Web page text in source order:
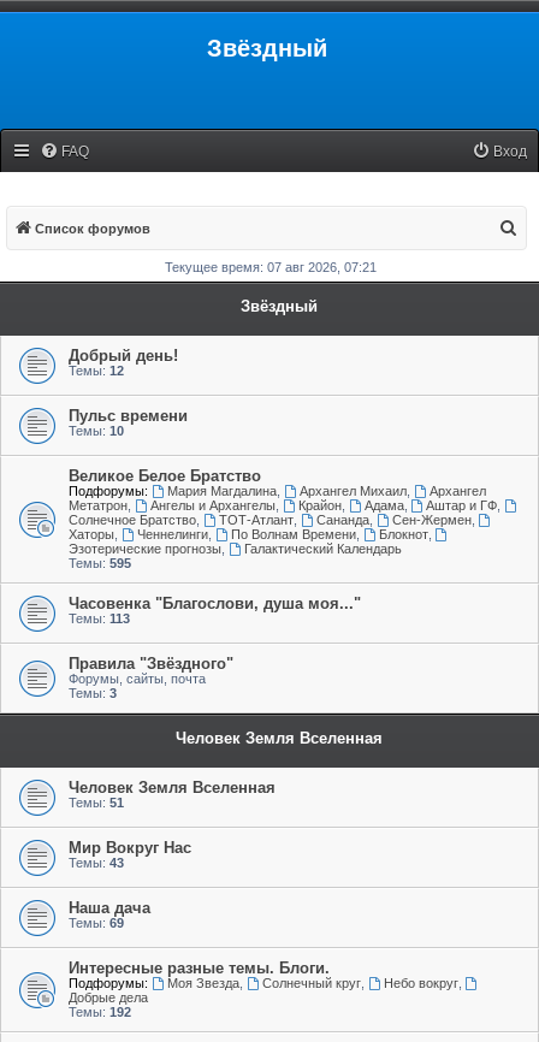
Звёздный
FAQ Вход
Список форумов
и
Текущее время: 07 авг 2026, 07:21
Звёздный
Добрый день!
Темы: 12
Пульс времени
Темы: 10
Великое Белое Братство
Подфорумы: Мария Магдалина, Архангел Михаил,
Архангел
Метатрон
Ангелы и Архангелы, Крайон, Адама, Аштар и ГФ
Солнечное Братство
ТОТ-Атлант, Сананда, Сен-Жермен,
Хаторы
Ченнелинги, По Волнам Времени, Блокнот,
Эзотерические прогнозы
Галактический Календарь
Темы: 595
Часовенка "Благослови, душа моя..."
Темы: 113
Правила "Звёздного"
Форумы, сайты, почта
Темы: 3
Человек Земля Вселенная
Человек Земля Вселенная
Темы: 51
Мир Вокруг Нас
Темы: 43
Наша дача
Темы: 69
Интересные разные темы. Блоги.
Подфорумы: Моя Звезда, Солнечный круг, Небо вокруг,
Добрые дела
Темы: 192